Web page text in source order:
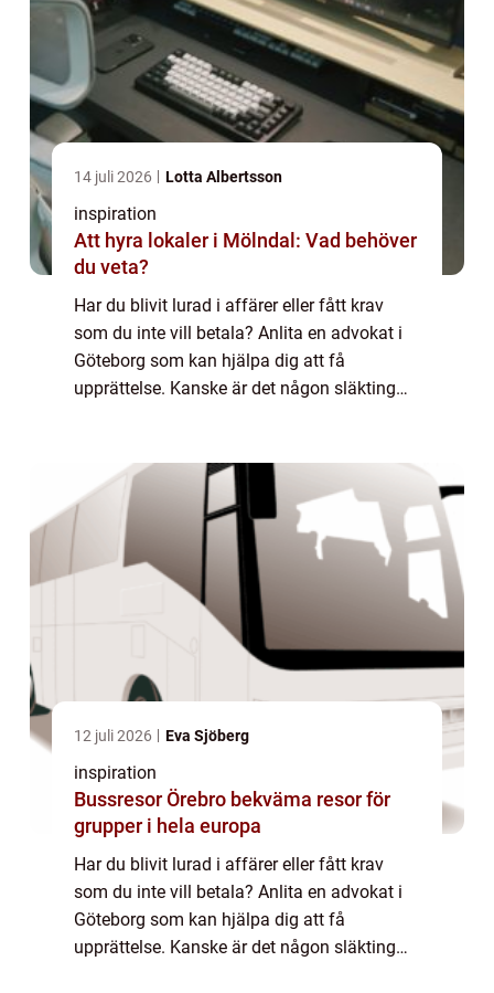
14 juli 2026 Lotta Albertsson
inspiration
Att hyra lokaler i Mölndal: Vad behöver
du veta?
Har du blivit lurad i affärer eller fått krav
som du inte vill betala? Anlita en advokat i
Göteborg som kan hjälpa dig att få
upprättelse. Kanske är det någon släkting
12 juli 2026 Eva Sjöberg
inspiration
Bussresor Örebro bekväma resor för
grupper i hela europa
Har du blivit lurad i affärer eller fått krav
som du inte vill betala? Anlita en advokat i
Göteborg som kan hjälpa dig att få
upprättelse. Kanske är det någon släkting